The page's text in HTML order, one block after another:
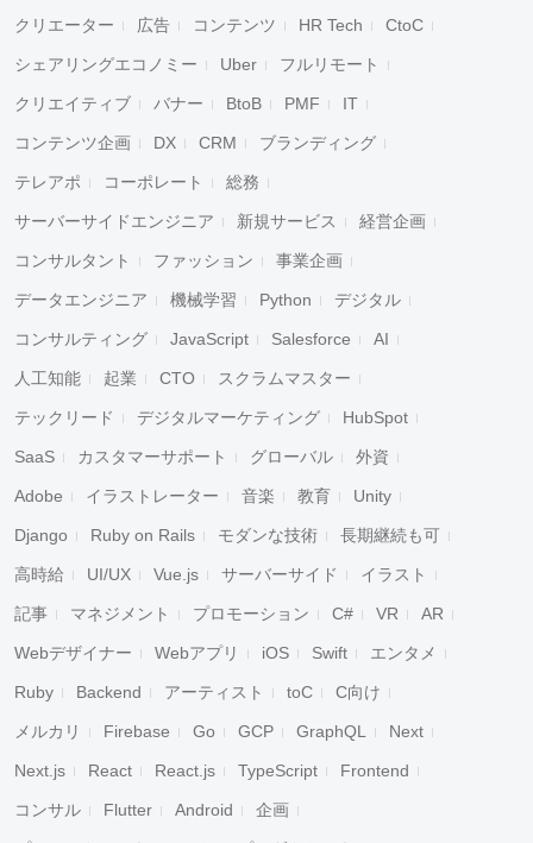
クリエーター 広告 コンテンツ HR Tech CtoC
シェアリングエコノミー Uber フルリモート
クリエイティブ バナー BtoB PMF IT
コンテンツ企画 DX CRM ブランディング
テレアポ コーポレート 総務
サーバーサイドエンジニア 新規サービス 経営企画
コンサルタント ファッション 事業企画
データエンジニア 機械学習 Python デジタル
コンサルティング JavaScript Salesforce AI
人工知能 起業 CTO スクラムマスター
テックリード デジタルマーケティング HubSpot
SaaS カスタマーサポート グローバル 外資
Adobe イラストレーター 音楽 教育 Unity
Django Ruby on Rails モダンな技術 長期継続も可
高時給 UI/UX Vue.js サーバーサイド イラスト
記事 マネジメント プロモーション C# VR AR
Webデザイナー Webアプリ iOS Swift エンタメ
Ruby Backend アーティスト toC C向け
メルカリ Firebase Go GCP GraphQL Next
Next.js React React.js TypeScript Frontend
コンサル Flutter Android 企画